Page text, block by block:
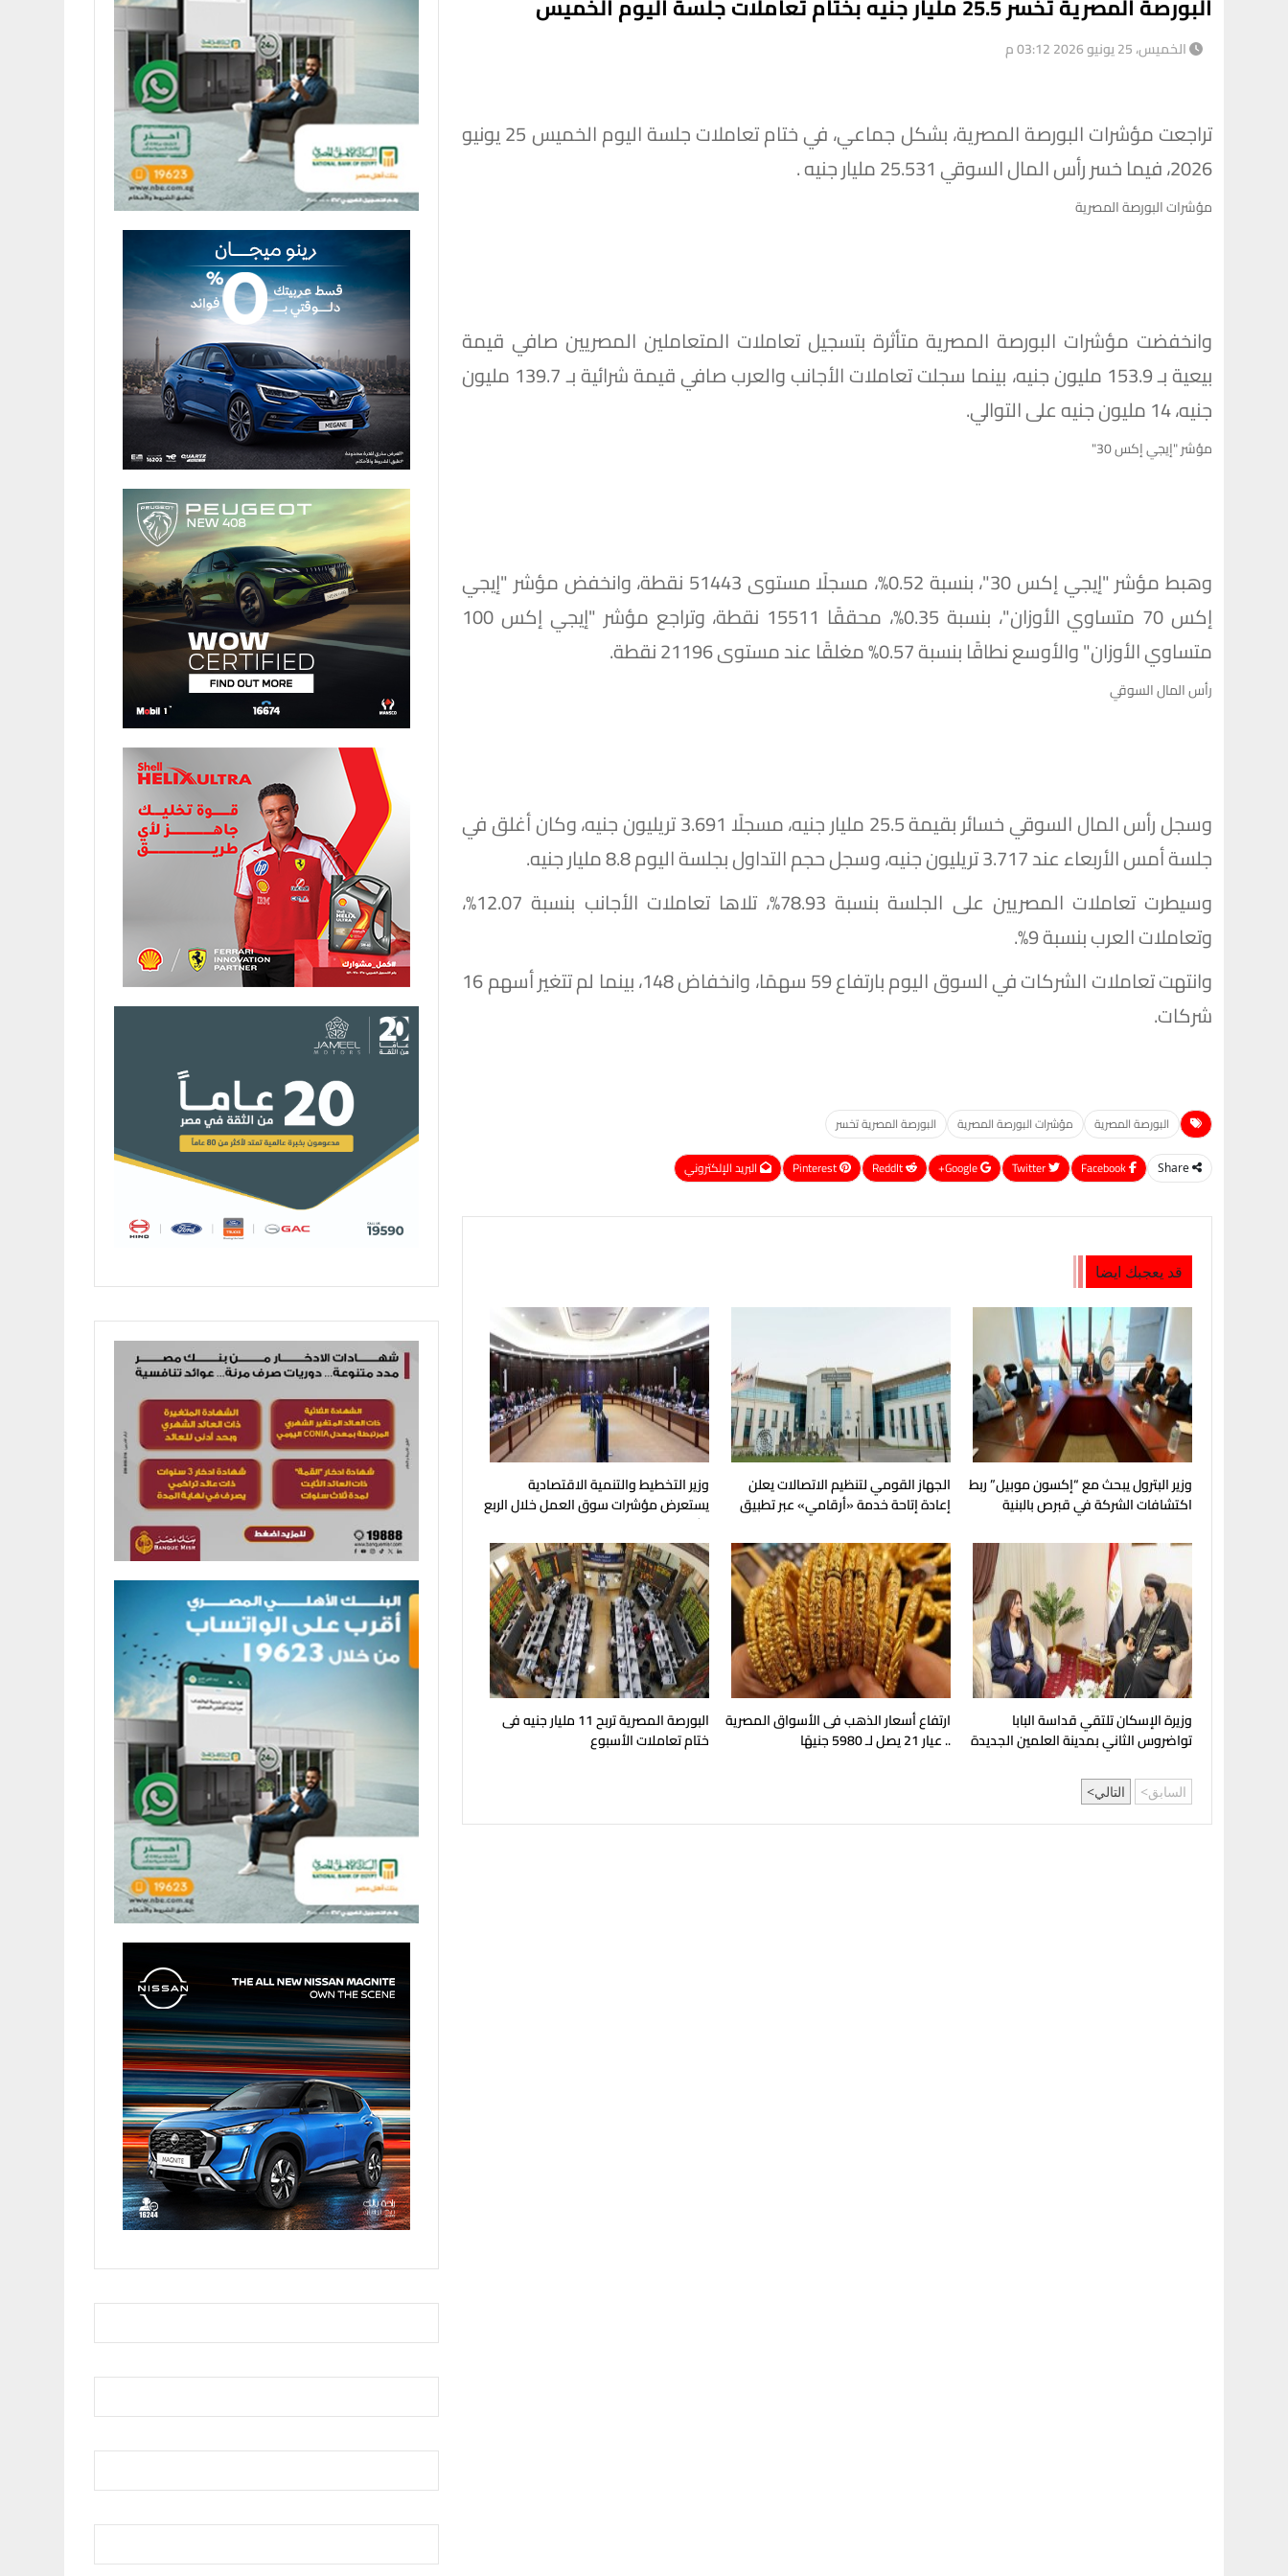
الخميس، 25 يونيو 2026 03:12 م
تراجعت مؤشرات البورصة المصرية، بشكل جماعي، في ختام تعاملات جلسة اليوم الخميس 25 يونيو
2026، فيما خسر رأس المال السوقي 25.531 مليار جنيه .
مؤشرات البورصة المصرية
وانخفضت مؤشرات البورصة المصرية متأثرة بتسجيل تعاملات المتعاملين المصريين صافي قيمة
بيعية بـ 153.9 مليون جنيه، بينما سجلت تعاملات الأجانب والعرب صافي قيمة شرائية بـ 139.7 مليون
جنيه، 14 مليون جنيه على التوالي.
مؤشر "إيجي إكس 30"
وهبط مؤشر "إيجي إكس 30"، بنسبة 0.52%، مسجلًا مستوى 51443 نقطة، وانخفض مؤشر "إيجي
إكس 70 متساوي الأوزان"، بنسبة 0.35%، محققًا 15511 نقطة، وتراجع مؤشر "إيجي إكس 100
متساوي الأوزان" والأوسع نطاقًا بنسبة 0.57% مغلقًا عند مستوى 21196 نقطة.
رأس المال السوقي
وسجل رأس المال السوقي خسائر بقيمة 25.5 مليار جنيه، مسجلًا 3.691 تريليون جنيه، وكان أغلق في
جلسة أمس الأربعاء عند 3.717 تريليون جنيه، وسجل حجم التداول بجلسة اليوم 8.8 مليار جنيه.
وسيطرت تعاملات المصريين على الجلسة بنسبة 78.93%، تلاها تعاملات الأجانب بنسبة 12.07%،
وتعاملات العرب بنسبة 9%.
وانتهت تعاملات الشركات في السوق اليوم بارتفاع 59 سهمًا، وانخفاض 148، بينما لم تتغير أسهم 16
شركات.
البورصة المصرية مؤشرات البورصة المصرية البورصة المصرية تخسر
Share
Google+
ReddIt
Pinterest البريد الإلكتروني
قد يعجبك ايضا
وزير البترول يبحث مع “إكسون موبيل” ربط
اكتشافات الشركة في قبرص بالبنية
الجهاز القومي لتنظيم الاتصالات يعلن
إعادة إتاحة خدمة «أرقامي» عبر تطبيق
وزير التخطيط والتنمية الاقتصادية
يستعرض مؤشرات سوق العمل خلال الربع
الثاني من عام 2026
وزيرة الإسكان تلتقي قداسة البابا
تواضروس الثاني بمدينة العلمين الجديدة
ارتفاع أسعار الذهب فى الأسواق المصرية
.. عيار 21 يصل لـ 5980 جنيهًا
البورصة المصرية تربح 11 مليار جنيه فى
ختام تعاملات الأسبوع
السابق التالي